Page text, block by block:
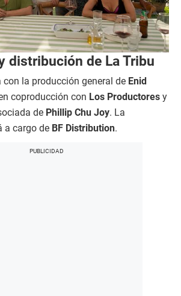
distribución de La Tribu
con la producción general de Enid
coproducción con Los Productores y
de Phillip Chu Joy. La
a cargo de BF Distribution.